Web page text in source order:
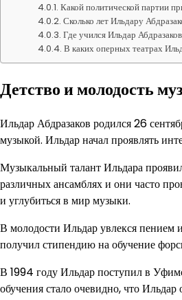
Какой политической партии
Сколько лет Ильдару
Где учился Ильдар
В каких оперных театрах
Детство и молодость
Ильдар Абдразаков родился 26
музыкой. Ильдар начал проявлять
Музыкальный талант Ильдара
различных ансамблях и они часто
и углубиться в мир музыки.
В молодости Ильдар увлекся пением
получил стипендию на обучение
В 1994 году Ильдар поступил в
обучения стало очевидно, что